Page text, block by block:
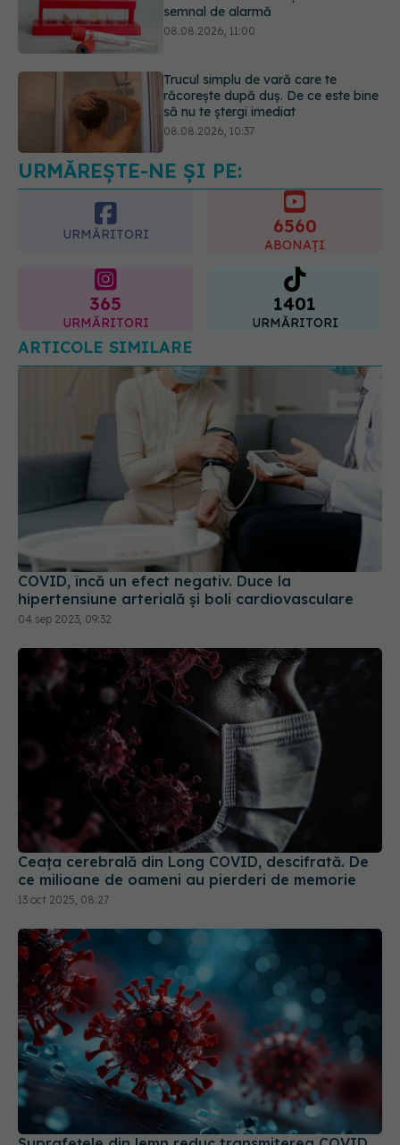
răcorește după duș. De ce este bine
Bacteria din intestin care a crescut
forța musculară cu 30%
08.08.2026, 14:00
URMĂREȘTE-NE ȘI PE:
URMĂRITORI 6560
ABONAȚI
365
URMĂRITORI
1401
URMĂRITORI
ARTICOLE SIMILARE
COVID, încă un efect negativ. Duce la
hipertensiune arterială și boli cardiovasculare
04 sep 2023, 09:32
Ceața cerebrală din Long COVID, descifrată. De
ce milioane de oameni au pierderi de memorie
13 oct 2025, 08:27